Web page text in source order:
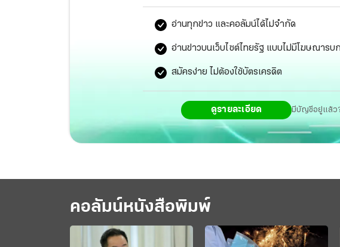
อ่านทุกข่าว และคอลัมน์ได้ไม่จำกัด
อ่านข่าวบนเว็บไซต์ไทยรัฐ แบบไม่มีโฆษณารบ
สมัครง่าย ไม่ต้องใช้บัตรเครดิต
ดูรายละเอียด มีบัญชีอยู่แล้ว
คอลัมน์หนังสือพิมพ์